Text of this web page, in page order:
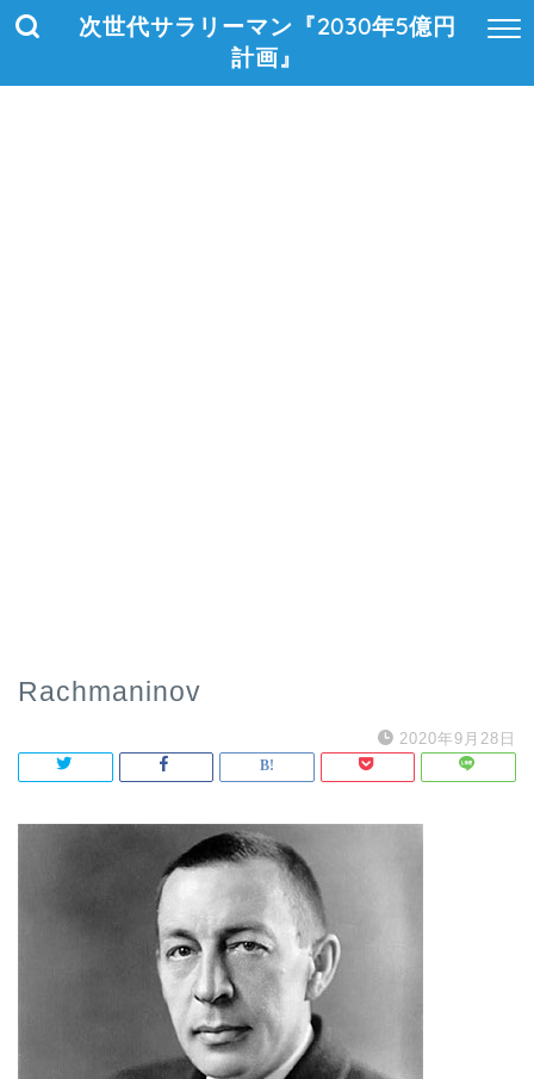
次世代サラリーマン『2030年5億円
計画』
Rachmaninov
2020年9月28日